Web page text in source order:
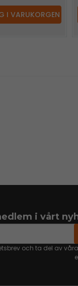
I VARUKORGEN
i vårt
och ta del av